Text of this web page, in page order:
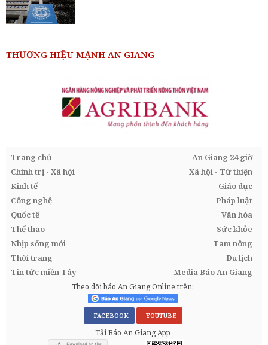
THƯƠNG HIỆU MẠNH AN GIANG
Trang chủ
An Giang 24 giờ
Chính trị - Xã hội
Xã hội - Từ thiện
Kinh tế
Giáo dục
Công nghệ
Pháp luật
Quốc tế
Văn hóa
Thể thao
Sức khỏe
Nhịp sống mới
Tam nông
Thời trang
Du lịch
Tin tức miền Tây
Media Báo An Giang
Theo dõi báo An Giang Online trên:
FACEBOOK YOUTUBE
Tải Báo An Giang App